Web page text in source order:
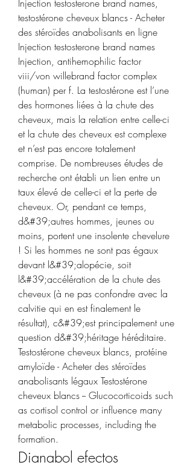
Injection testosterone brand names,
testostérone cheveux blancs - Acheter
des stéroïdes anabolisants en ligne
Injection testosterone brand names
Injection, antihemophilic factor
viii/von willebrand factor complex
(human) per f. La testostérone est l’une
des hormones liées à la chute des
cheveux, mais la relation entre celle-ci
et la chute des cheveux est complexe
et n’est pas encore totalement
comprise. De nombreuses études de
recherche ont établi un lien entre un
taux élevé de celle-ci et la perte de
cheveux. Or, pendant ce temps,
d&#39;autres hommes, jeunes ou
moins, portent une insolente chevelure
! Si les hommes ne sont pas égaux
devant l&#39;alopécie, soit
l&#39;accélération de la chute des
cheveux (à ne pas confondre avec la
calvitie qui en est finalement le
résultat), c&#39;est principalement une
question d&#39;héritage héréditaire.
Testostérone cheveux blancs, protéine
amyloïde - Acheter des stéroïdes
anabolisants légaux Testostérone
cheveux blancs -- Glucocorticoids such
as cortisol control or influence many
metabolic processes, including the
formation.
Dianabol efectos